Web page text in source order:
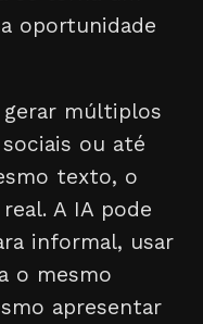
oportunidade
gerar múltiplos
ou até
texto, o
A IA pode
informal, usar
o mesmo
apresentar